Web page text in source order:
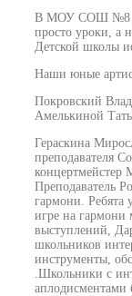
В МОУ СОШ №8
просто уроки, а
Детской школы
Наши юные
Покровский
Амелькиной
Гераскина
преподавателя
Преподаватель
гармони. Ребята
игре на
выступлений,
школьников
инструменты,
.Школьники с
аплодисментами